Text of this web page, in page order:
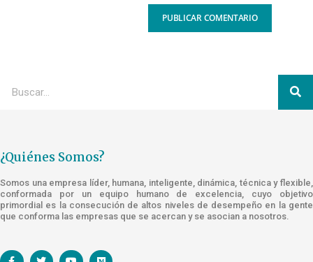
¿Quiénes Somos?
Somos una empresa líder, humana, inteligente, dinámica, técnica y flexible,
conformada por un equipo humano de excelencia, cuyo objetivo
primordial es la consecución de altos niveles de desempeño en la gente
que conforma las empresas que se acercan y se asocian a nosotros.